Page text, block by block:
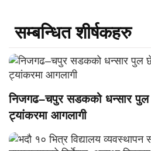
सम्बन्धित शीर्षकहरु
निजगढ–चपुर सडकको धन्सार पुल
ट्यांकरमा आगलागी